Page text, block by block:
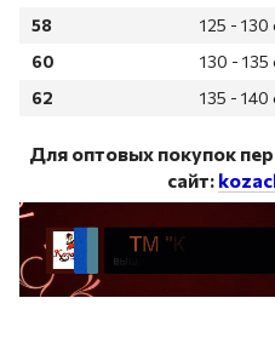
58
125 - 130
60
130 - 135
62
135 - 140
Для оптовых покупок
сайт: